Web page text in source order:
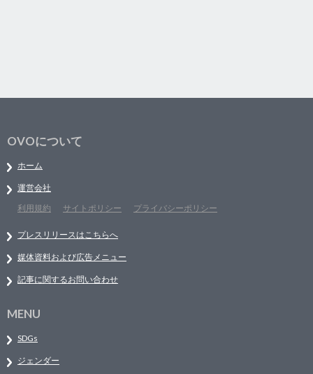
OVOについて
ホーム
運営会社
利用規約
サイトポリシー プライバシーポリシー
プレスリリースはこちらへ
媒体資料および広告メニュー
記事に関するお問い合わせ
MENU
SDGs
ジェンダー